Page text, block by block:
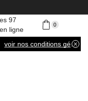
0
voir nos conditions générales de vente